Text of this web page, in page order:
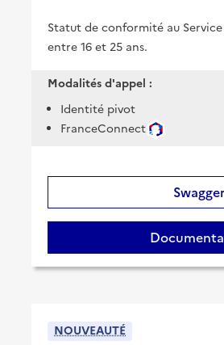
Statut de conformité au
entre 16 et 25 ans.
Modalités d'appel :
Identité pivot
FranceConnect
Swagger
NOUVEAUTÉ